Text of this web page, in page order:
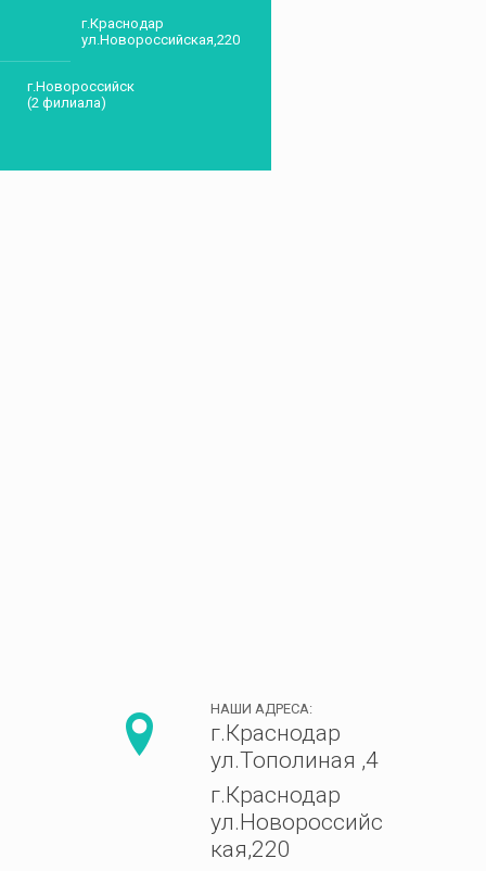
г.Краснодар
ул.Новороссийская,220
г.Новороссийск
(2 филиала)
НАШИ АДРЕСА:
г.Краснодар
ул.Тополиная ,4
г.Краснодар
ул.Новороссийс
кая,220